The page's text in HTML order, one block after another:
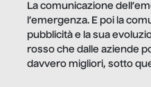
La comunicazione
l’emergenza. E poi la
pubblicità e la sua
rosso che dalle aziende
davvero migliori, sotto